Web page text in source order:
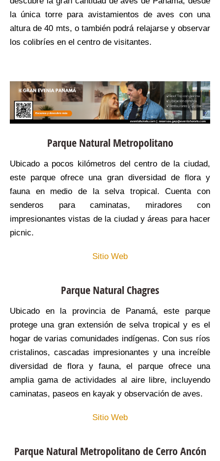
la única torre para avistamientos de aves con una
altura de 40 mts, o también podrá relajarse y observar
los colibríes en el centro de visitantes.
Parque Natural Metropolitano
Ubicado a pocos kilómetros del centro de la ciudad,
este parque ofrece una gran diversidad de flora y
fauna en medio de la selva tropical. Cuenta con
senderos para caminatas, miradores con
impresionantes vistas de la ciudad y áreas para hacer
picnic.
Sitio Web
Parque Natural Chagres
Ubicado en la provincia de Panamá, este parque
protege una gran extensión de selva tropical y es el
hogar de varias comunidades indígenas. Con sus ríos
cristalinos, cascadas impresionantes y una increíble
diversidad de flora y fauna, el parque ofrece una
amplia gama de actividades al aire libre, incluyendo
caminatas, paseos en kayak y observación de aves.
Sitio Web
Parque Natural Metropolitano de Cerro Ancón